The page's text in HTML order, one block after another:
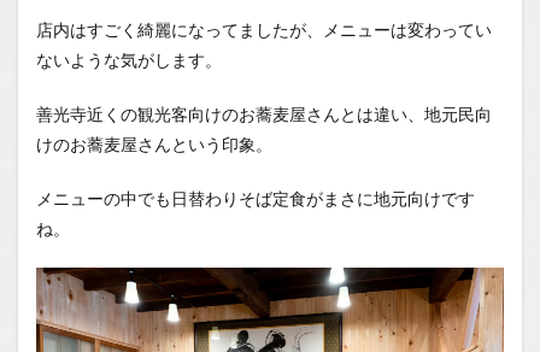
店内はすごく綺麗になってましたが、メニューは変わってい
ないような気がします。
善光寺近くの観光客向けのお蕎麦屋さんとは違い、地元民向
けのお蕎麦屋さんという印象。
メニューの中でも日替わりそば定食がまさに地元向けです
ね。